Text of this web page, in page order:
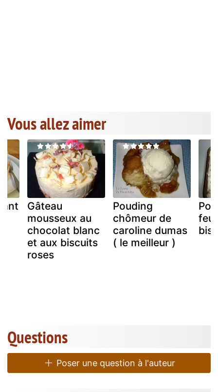
Vous allez aimer
Gâteau
mousseux au
chocolat blanc
et aux biscuits
roses
Pouding
chômeur de
caroline dumas
( le meilleur )
Questions
Poser une question à l'auteur